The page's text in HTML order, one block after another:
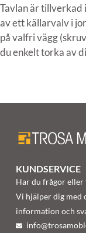
Tavlan är tillverkad
av ett källarvalv i
på valfri vägg
du enkelt torka av
KUNDSERVICE
Har du frågor eller
Vi hjälper dig med
information och